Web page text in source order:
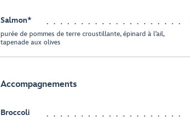
Salmon*
purée de pommes de terre croustillante, épinard à l’ail,
tapenade aux olives
Accompagnements
Broccoli